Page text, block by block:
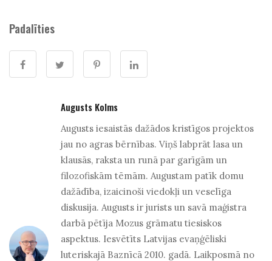
Padalīties
Augusts Kolms
Augusts iesaistās dažādos kristīgos projektos
jau no agras bērnības. Viņš labprāt lasa un
klausās, raksta un runā par garīgām un
filozofiskām tēmām. Augustam patīk domu
dažādība, izaicinoši viedokļi un veselīga
diskusija. Augusts ir jurists un savā maģistra
darbā pētīja Mozus grāmatu tiesiskos
aspektus. Iesvētīts Latvijas evaņģēliski
luteriskajā Baznīcā 2010. gadā. Laikposmā no